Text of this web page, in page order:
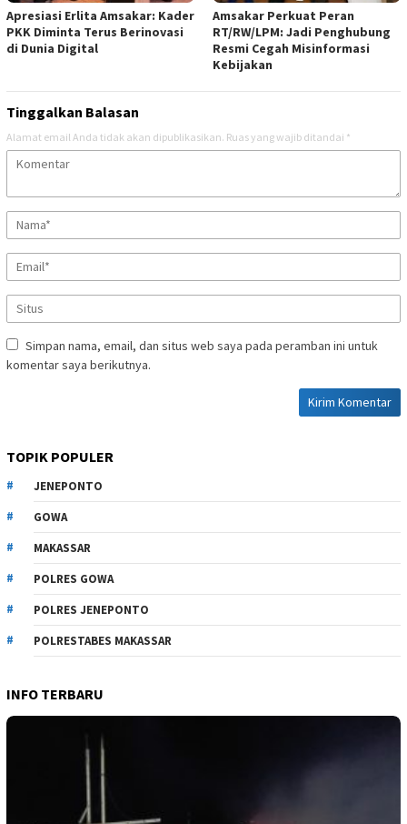
Apresiasi Erlita Amsakar: Kader
PKK Diminta Terus Berinovasi
di Dunia Digital
Amsakar Perkuat Peran
RT/RW/LPM: Jadi Penghubung
Resmi Cegah Misinformasi
Kebijakan
Tinggalkan Balasan
Alamat email Anda tidak akan dipublikasikan. Ruas yang wajib ditandai *
Simpan nama, email, dan situs web saya pada peramban ini untuk
komentar saya berikutnya.
TOPIK POPULER
JENEPONTO
GOWA
MAKASSAR
POLRES GOWA
POLRES JENEPONTO
POLRESTABES MAKASSAR
INFO TERBARU